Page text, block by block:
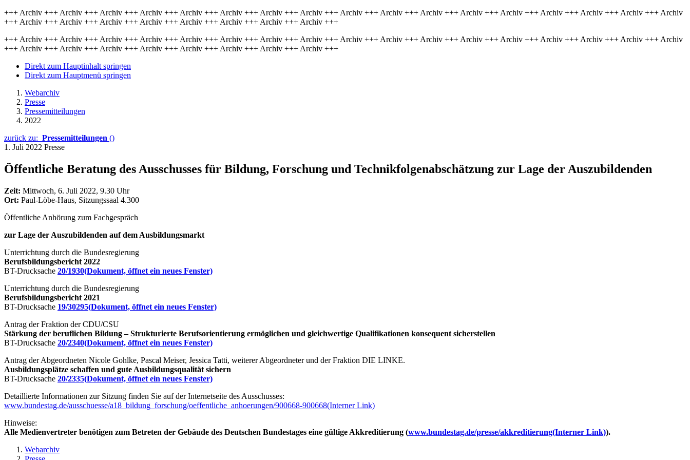
+++ Archiv +++ Archiv +++ Archiv +++ Archiv +++ Archiv +++ Archiv +++ Archiv +++ Archiv +++ Archiv +++ Archiv +++ Archiv +++ Archiv +++ Archiv +++ Archiv +++ Archiv +++ Archiv +++ Archiv
+++ Archiv +++ Archiv +++ Archiv +++ Archiv +++ Archiv +++ Archiv +++ Archiv +++ Archiv +++
+++ Archiv +++ Archiv +++ Archiv +++ Archiv +++ Archiv +++ Archiv +++ Archiv +++ Archiv +++ Archiv +++ Archiv +++ Archiv +++ Archiv +++ Archiv +++ Archiv +++ Archiv +++ Archiv +++ Archiv
+++ Archiv +++ Archiv +++ Archiv +++ Archiv +++ Archiv +++ Archiv +++ Archiv +++ Archiv +++
Direkt zum Hauptinhalt springen
Direkt zum Hauptmenü springen
Webarchiv
Presse
Pressemitteilungen
2022
zurück zu: Pressemitteilungen ()
1. Juli 2022 Presse
Öffentliche Beratung des Ausschusses für Bildung, Forschung und Technikfolgenabschätzung zur Lage der Auszubildenden
Zeit: Mittwoch, 6. Juli 2022, 9.30 Uhr
Ort: Paul-Löbe-Haus, Sitzungssaal 4.300
Öffentliche Anhörung zum Fachgespräch
zur Lage der Auszubildenden auf dem Ausbildungsmarkt
Unterrichtung durch die Bundesregierung
Berufsbildungsbericht 2022
BT-Drucksache 20/1930(Dokument, öffnet ein neues Fenster)
Unterrichtung durch die Bundesregierung
Berufsbildungsbericht 2021
BT-Drucksache 19/30295(Dokument, öffnet ein neues Fenster)
Antrag der Fraktion der CDU/CSU
Stärkung der beruflichen Bildung – Strukturierte Berufsorientierung ermöglichen und gleichwertige Qualifikationen konsequent sicherstellen
BT-Drucksache 20/2340(Dokument, öffnet ein neues Fenster)
Antrag der Abgeordneten Nicole Gohlke, Pascal Meiser, Jessica Tatti, weiterer Abgeordneter und der Fraktion DIE LINKE.
Ausbildungsplätze schaffen und gute Ausbildungsqualität sichern
BT-Drucksache 20/2335(Dokument, öffnet ein neues Fenster)
Detaillierte Informationen zur Sitzung finden Sie auf der Internetseite des Ausschusses:
www.bundestag.de/ausschuesse/a18_bildung_forschung/oeffentliche_anhoerungen/900668-900668(Interner Link)
Hinweise:
Alle Medienvertreter benötigen zum Betreten der Gebäude des Deutschen Bundestages eine gültige Akkreditierung (www.bundestag.de/presse/akkreditierung(Interner Link)).
Webarchiv